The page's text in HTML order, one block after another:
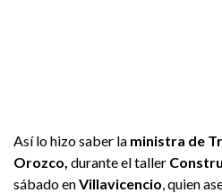
Así lo hizo saber la ministra de
Orozco, durante el taller
sábado enVillavicencio, quien